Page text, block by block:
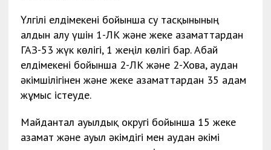
Үлгілі елдімекені бойынша су тасқынының
алдын алу үшін 1-ЛК және жеке азаматтардан
ГАЗ-53 жүк көлігі, 1 жеңіл көлігі бар. Абай
елдімекені бойынша 2-ЛК және 2-Хова, аудан
әкімшілігінен және жеке азаматтардан 35 адам
жұмыс істеуде.
Майдантал ауылдық округі бойынша 15 жеке
азамат және ауыл әкімдігі мен аудан әкімі